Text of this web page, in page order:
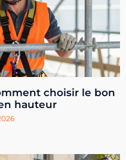
choisir le bon
hauteur